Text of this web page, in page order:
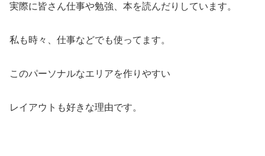
実際に皆さん仕事や勉強、本を読んだりしています。
私も時々、仕事などでも使ってます。
このパーソナルなエリアを作りやすい
レイアウトも好きな理由です。